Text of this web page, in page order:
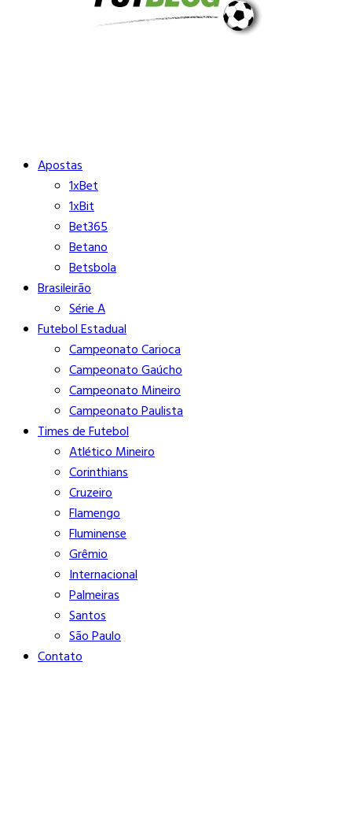
Apostas
1xBet
1xBit
Bet365
Betano
Betsbola
Brasileirão
Série A
Futebol Estadual
Campeonato Carioca
Campeonato Gaúcho
Campeonato Mineiro
Campeonato Paulista
Times de Futebol
Atlético Mineiro
Corinthians
Cruzeiro
Flamengo
Fluminense
Grêmio
Internacional
Palmeiras
Santos
São Paulo
Contato